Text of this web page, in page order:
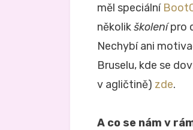
měl speciální
několikškolenípro
Nechybí ani
Bruselu, kde se
v agličtině) zde.
A co se nám v